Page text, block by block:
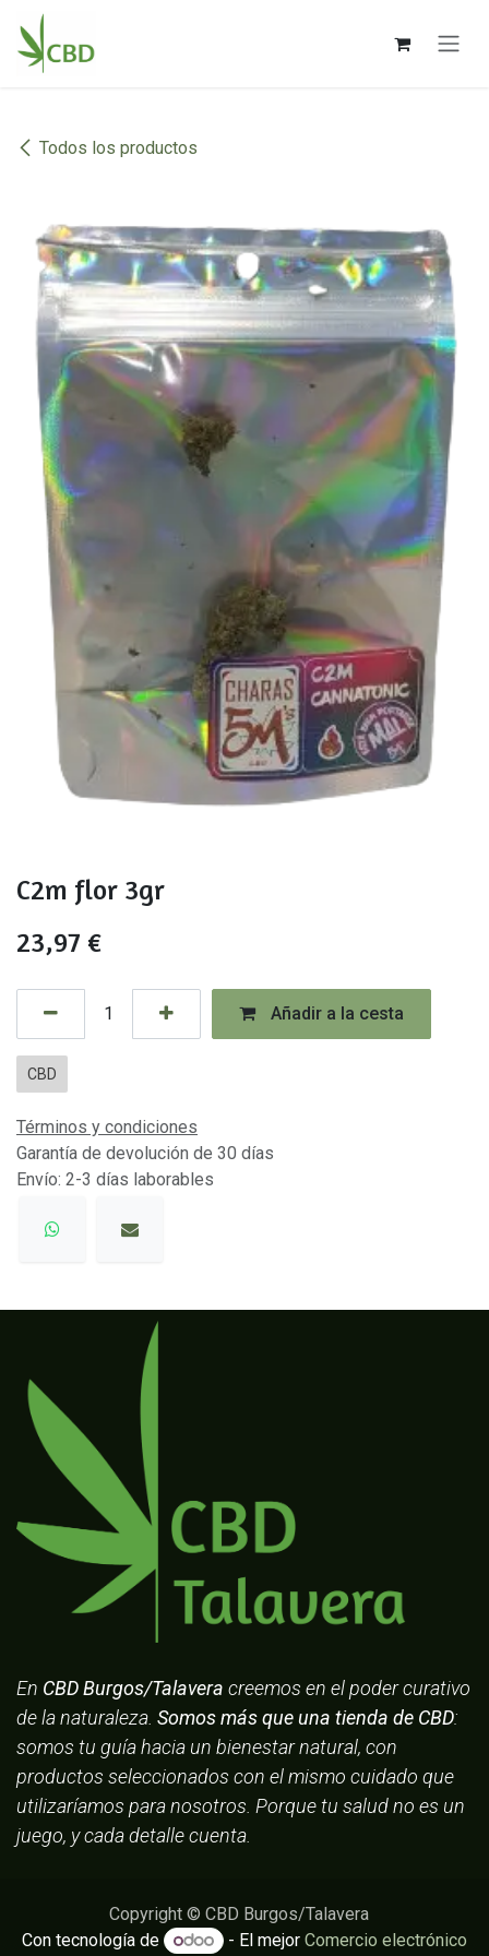
Ir al contenido
Todos los productos
C2m flor 3gr
23,97 €
Añadir a la cesta
CBD
Términos y condiciones
Garantía de devolución de 30 días
Envío: 2-3 días laborables
En CBD Burgos/Talavera creemos en el poder curativo
de la naturaleza. Somos más que una tienda de CBD:
somos tu guía hacia un bienestar natural, con
productos seleccionados con el mismo cuidado que
utilizaríamos para nosotros. Porque tu salud no es un
juego, y cada detalle cuenta.
Copyright © CBD Burgos/Talavera
Con tecnología de
- El mejor Comercio electrónico